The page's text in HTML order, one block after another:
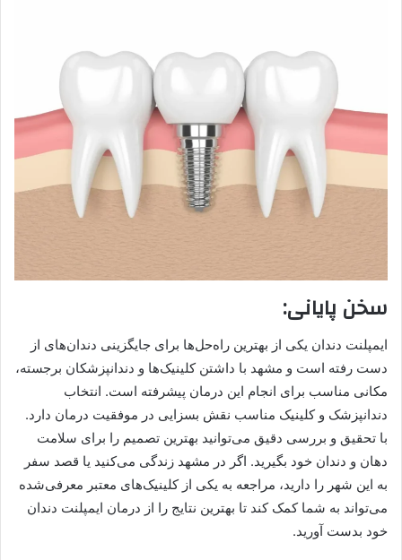
سخن پایانی:
ایمپلنت دندان یکی از بهترین راه‌حل‌ها برای جایگزینی دندان‌های از
دست رفته است و مشهد با داشتن کلینیک‌ها و دندانپزشکان برجسته،
مکانی مناسب برای انجام این درمان پیشرفته است. انتخاب
دندانپزشک و کلینیک مناسب نقش بسزایی در موفقیت درمان دارد.
با تحقیق و بررسی دقیق می‌توانید بهترین تصمیم را برای سلامت
دهان و دندان خود بگیرید. اگر در مشهد زندگی می‌کنید یا قصد سفر
به این شهر را دارید، مراجعه به یکی از کلینیک‌های معتبر معرفی‌شده
می‌تواند به شما کمک کند تا بهترین نتایج را از درمان ایمپلنت دندان
خود بدست آورید.